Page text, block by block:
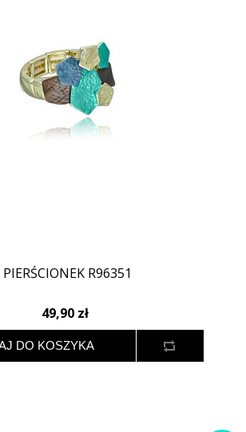
PIERŚCIONEK R96351
49,90 zł